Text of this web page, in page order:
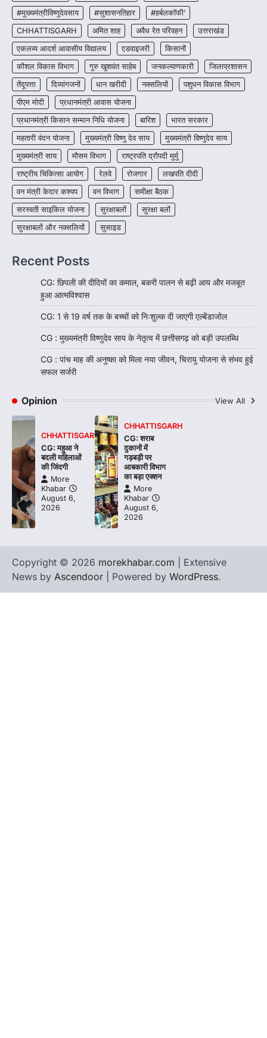
4
CG : पांच माह की अनुष्का को मिला नया
जीवन, चिरायु योजना से संभव हुई सफल सर्जरी
More Khabar August 7, 2026
रायपुर। राष्ट्रीय बाल स्वास्थ्य कार्यक्रम (चिरायु) के तहत
जशपुर जिले की 5 माह की मासूम…
#मुख्यमंत्रीविष्णुदेवसाय #सुशासनतिहार
#हर्बलकॉफी’
CHHATTISGARH
अमित शाह अवैध रेत परिवहन
उत्तराखंड
एकलव्य आदर्श आवासीय विद्यालय
एडवाइजरी
किसानों
कौशल विकास विभाग
गुरु खुशवंत साहेब जनकल्याणकारी
जिलाप्रशासन
तेंदूपत्ता
दिव्यांगजनों धान खरीदी नक्सलियों
पशुधन विकास विभाग
पीएम मोदी
प्रधानमंत्री आवास योजना
प्रधानमंत्री किसान सम्मान निधि योजना
बारिश
भारत सरकार
महतारी वंदन योजना
मुख्यमंत्री विष्णु देव साय
मुख्यमंत्री विष्णुदेव साय
मुख्यमंत्री साय
मौसम विभाग
राष्ट्रपति द्रौपदी मुर्मु
राष्ट्रीय चिकित्सा आयोग
रेलवे रोजगार
लखपति दीदी
वन मंत्री केदार कश्यप
वन विभाग
समीक्षा बैठक
सरस्वती साइकिल योजना
सुरक्षाबलों
सुरक्षा बलों
सुरक्षाबलों और नक्सलियों
सुसाइड
Recent Posts
CG: छिपली की दीदियों का कमाल, बकरी पालन से बढ़ी आय और मजबूत
हुआ आत्मविश्वास
CG: 1 से 19 वर्ष तक के बच्चों को निःशुल्क दी जाएगी एल्बेंडाजोल
CG : मुख्यमंत्री विष्णुदेव साय के नेतृत्व में छत्तीसगढ़ को बड़ी उपलब्धि
CG : पांच माह की अनुष्का को मिला नया जीवन, चिरायु योजना से संभव हुई
सफल सर्जरी
Opinion View All
CHHATTISGARH
CG: महुआ ने
बदली महिलाओं
की जिंदगी
More
Khabar
August 6,
2026
CHHATTISGARH
CG: शराब
दुकानों में
गड़बड़ी पर
आबकारी विभाग
का बड़ा एक्शन
More
Khabar
August 6,
2026
Copyright © 2026 morekhabar.com | Extensive
News by Ascendoor | Powered by WordPress.